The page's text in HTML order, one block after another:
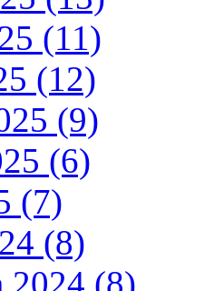
(11)
(12)
(9)
(6)
(7)
(8)
2024 (8)